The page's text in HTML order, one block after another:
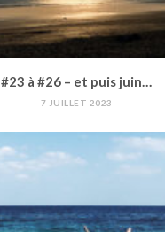
#23 à #26 – et puis juin…
7 JUILLET 2023